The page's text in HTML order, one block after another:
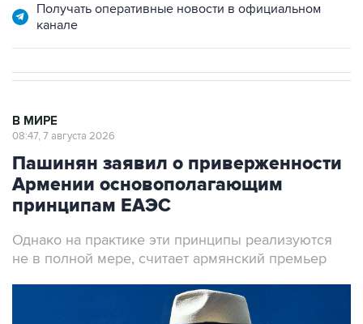
Получать оперативные новости в официальном
канале
В МИРЕ
08:47, 7 августа 2026
Пашинян заявил о приверженности
Армении основополагающим
принципам ЕАЭС
Однако на практике эти принципы реализуются
не в полной мере, считает армянский премьер